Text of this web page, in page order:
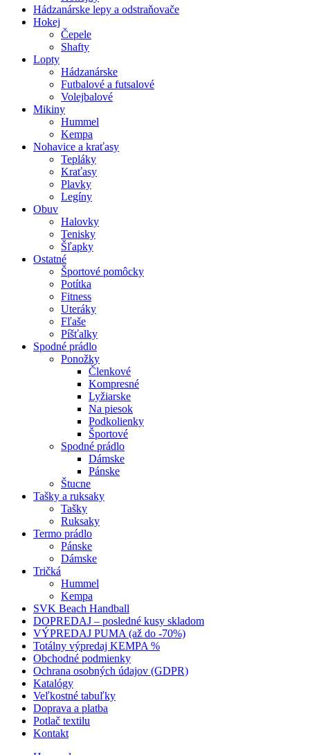
Hádzanárske lepy a odstraňovače
Hokej
Čepele
Shafty
Lopty
Hádzanárske
Futbalové a futsalové
Volejbalové
Mikiny
Hummel
Kempa
Nohavice a kraťasy
Tepláky
Kraťasy
Plavky
Legíny
Obuv
Halovky
Tenisky
Šľapky
Ostatné
Športové pomôcky
Potítka
Fitness
Uteráky
Fľaše
Píšťalky
Spodné prádlo
Ponožky
Členkové
Kompresné
Lyžiarske
Na piesok
Podkolienky
Športové
Spodné prádlo
Dámske
Pánske
Štucne
Tašky a ruksaky
Tašky
Ruksaky
Termo prádlo
Pánske
Dámske
Tričká
Hummel
Kempa
SVK Beach Handball
DOPREDAJ – posledné kusy skladom
VÝPREDAJ PUMA (až do -70%)
Totálny výpredaj KEMPA %
Obchodné podmienky
Ochrana osobných údajov (GDPR)
Katalógy
Veľkostné tabuľky
Doprava a platba
Potlač textilu
Kontakt